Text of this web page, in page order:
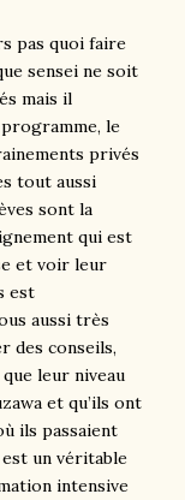
pas quoi faire
sensei ne soit
mais il
le
privés
tout aussi
sont la
qui est
et voir leur
est
aussi très
des conseils,
leur niveau
et qu’ils ont
ils passaient
un véritable
intensive